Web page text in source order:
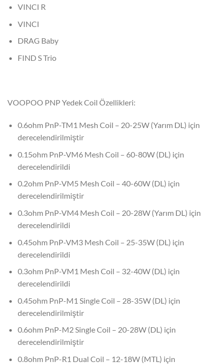
VINCI R
VINCI
DRAG Baby
FIND S Trio
VOOPOO PNP Yedek Coil Özellikleri:
0.6ohm PnP-TM1 Mesh Coil – 20-25W (Yarım DL) için
derecelendirilmiştir
0.15ohm PnP-VM6 Mesh Coil – 60-80W (DL) için
derecelendirildi
0.2ohm PnP-VM5 Mesh Coil – 40-60W (DL) için
derecelendirilmiştir
0.3ohm PnP-VM4 Mesh Coil – 20-28W (Yarım DL) için
derecelendirildi
0.45ohm PnP-VM3 Mesh Coil – 25-35W (DL) için
derecelendirildi
0.3ohm PnP-VM1 Mesh Coil – 32-40W (DL) için
derecelendirildi
0.45ohm PnP-M1 Single Coil – 28-35W (DL) için
derecelendirilmiştir
0.6ohm PnP-M2 Single Coil – 20-28W (DL) için
derecelendirilmiştir
0.8ohm PnP-R1 Dual Coil – 12-18W (MTL) için